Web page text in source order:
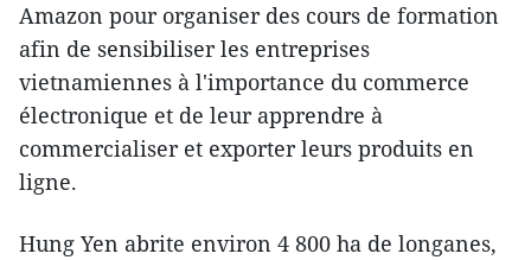
Amazon pour organiser des cours de formation
afin de sensibiliser les entreprises
vietnamiennes à l'importance du commerce
électronique et de leur apprendre à
commercialiser et exporter leurs produits en
ligne.
Hung Yen abrite environ 4 800 ha de longanes,